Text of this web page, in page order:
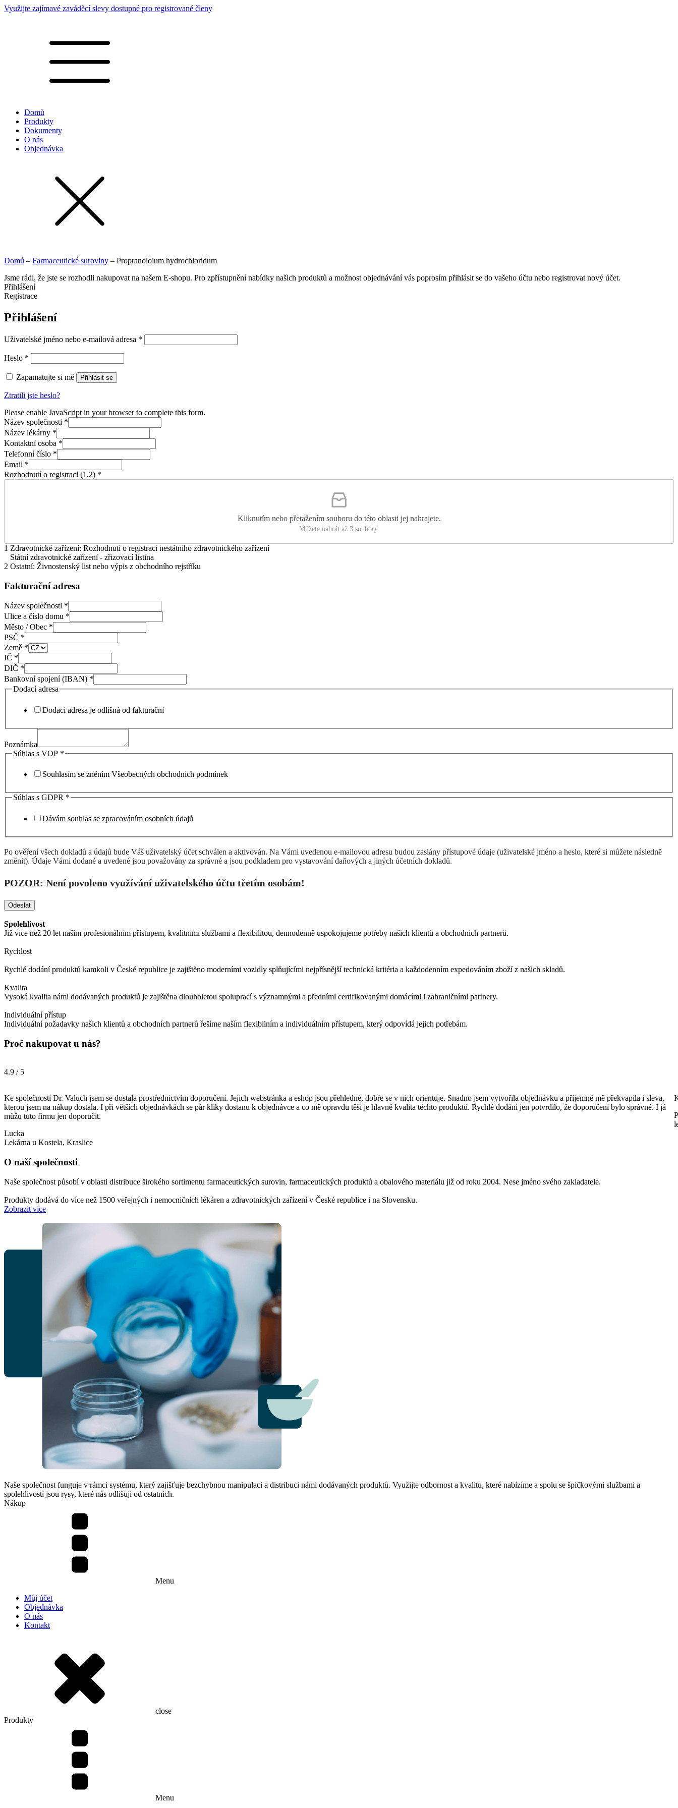
Využijte zajímavé zaváděcí slevy dostupné pro registrované členy
Domů
Produkty
Dokumenty
O nás
Objednávka
Domů – Farmaceutické suroviny – Propranololum hydrochloridum
Jsme rádi, že jste se rozhodli nakupovat na našem E-shopu. Pro zpřístupnění nabídky našich produktů a možnost objednávání vás poprosím přihlásit se do vašeho účtu nebo registrovat nový účet.
Přihlášení
Registrace
Přihlášení
Uživatelské jméno nebo e-mailová adresa *
Heslo *
Zapamatujte si mě Přihlásit se
Ztratili jste heslo?
Please enable JavaScript in your browser to complete this form.
Název společnosti *
Název lékárny *
Kontaktní osoba *
Telefonní číslo *
Email *
Rozhodnutí o registraci (1,2) *
Kliknutím nebo přetažením souboru do této oblasti jej nahrajete.
Můžete nahrát až 3 soubory.
1 Zdravotnické zařízení: Rozhodnutí o registraci nestátního zdravotnického zařízení
Státní zdravotnické zařízení - zřizovací listina
2 Ostatní: Živnostenský list nebo výpis z obchodního rejstříku
Fakturační adresa
Název společnosti *
Ulice a číslo domu *
Město / Obec *
PSČ *
Země *
IČ *
DIČ *
Bankovní spojení (IBAN) *
Dodací adresa
Dodací adresa je odlišná od fakturační
Poznámka
Súhlas s VOP *
Souhlasím se zněním Všeobecných obchodních podmínek
Súhlas s GDPR *
Dávám souhlas se zpracováním osobních údajů
Po ověření všech dokladů a údajů bude Váš uživatelský účet schválen a aktivován. Na Vámi uvedenou e-mailovou adresu budou zaslány přístupové údaje (uživatelské jméno a heslo, které si můžete následně
změnit). Údaje Vámi dodané a uvedené jsou považovány za správné a jsou podkladem pro vystavování daňových a jiných účetních dokladů.
POZOR: Není povoleno využívání uživatelského účtu třetím osobám!
Odeslat
Spolehlivost
Již více než 20 let naším profesionálním přístupem, kvalitními službami a flexibilitou, dennodenně uspokojujeme potřeby našich klientů a obchodních partnerů.
Rychlost
Rychlé dodání produktů kamkoli v České republice je zajištěno moderními vozidly splňujícími nejpřísnější technická kritéria a každodenním expedováním zboží z našich skladů.
Kvalita
Vysoká kvalita námi dodávaných produktů je zajištěna dlouholetou spoluprací s významnými a předními certifikovanými domácími i zahraničními partnery.
Individuální přístup
Individuální požadavky našich klientů a obchodních partnerů řešíme naším flexibilním a individuálním přístupem, který odpovídá jejich potřebám.
Proč nakupovat u nás?
4.9 / 5
Ke společnosti Dr. Valuch jsem se dostala prostřednictvím doporučení. Jejich webstránka a eshop jsou přehledné, dobře se v nich orientuje. Snadno jsem vytvořila objednávku a příjemně mě překvapila i sleva,
kterou jsem na nákup dostala. I při větších objednávkách se pár kliky dostanu k objednávce a co mě opravdu těší je hlavně kvalita těchto produktů. Rychlé dodání jen potvrdilo, že doporučení bylo správné. I já
můžu tuto firmu jen doporučit.
Lucka
Lekárna u Kostela, Kraslice
O naší společnosti
Naše společnost působí v oblasti distribuce širokého sortimentu farmaceutických surovin, farmaceutických produktů a obalového materiálu již od roku 2004. Nese jméno svého zakladatele.
Produkty dodává do více než 1500 veřejných i nemocničních lékáren a zdravotnických zařízení v České republice i na Slovensku.
Zobrazit více
Naše společnost funguje v rámci systému, který zajišťuje bezchybnou manipulaci a distribuci námi dodávaných produktů. Využijte odbornost a kvalitu, které nabízíme a spolu se špičkovými službami a
spolehlivostí jsou rysy, které nás odlišují od ostatních.
Nákup
Menu
Můj účet
Objednávka
O nás
Kontakt
close
Produkty
Menu